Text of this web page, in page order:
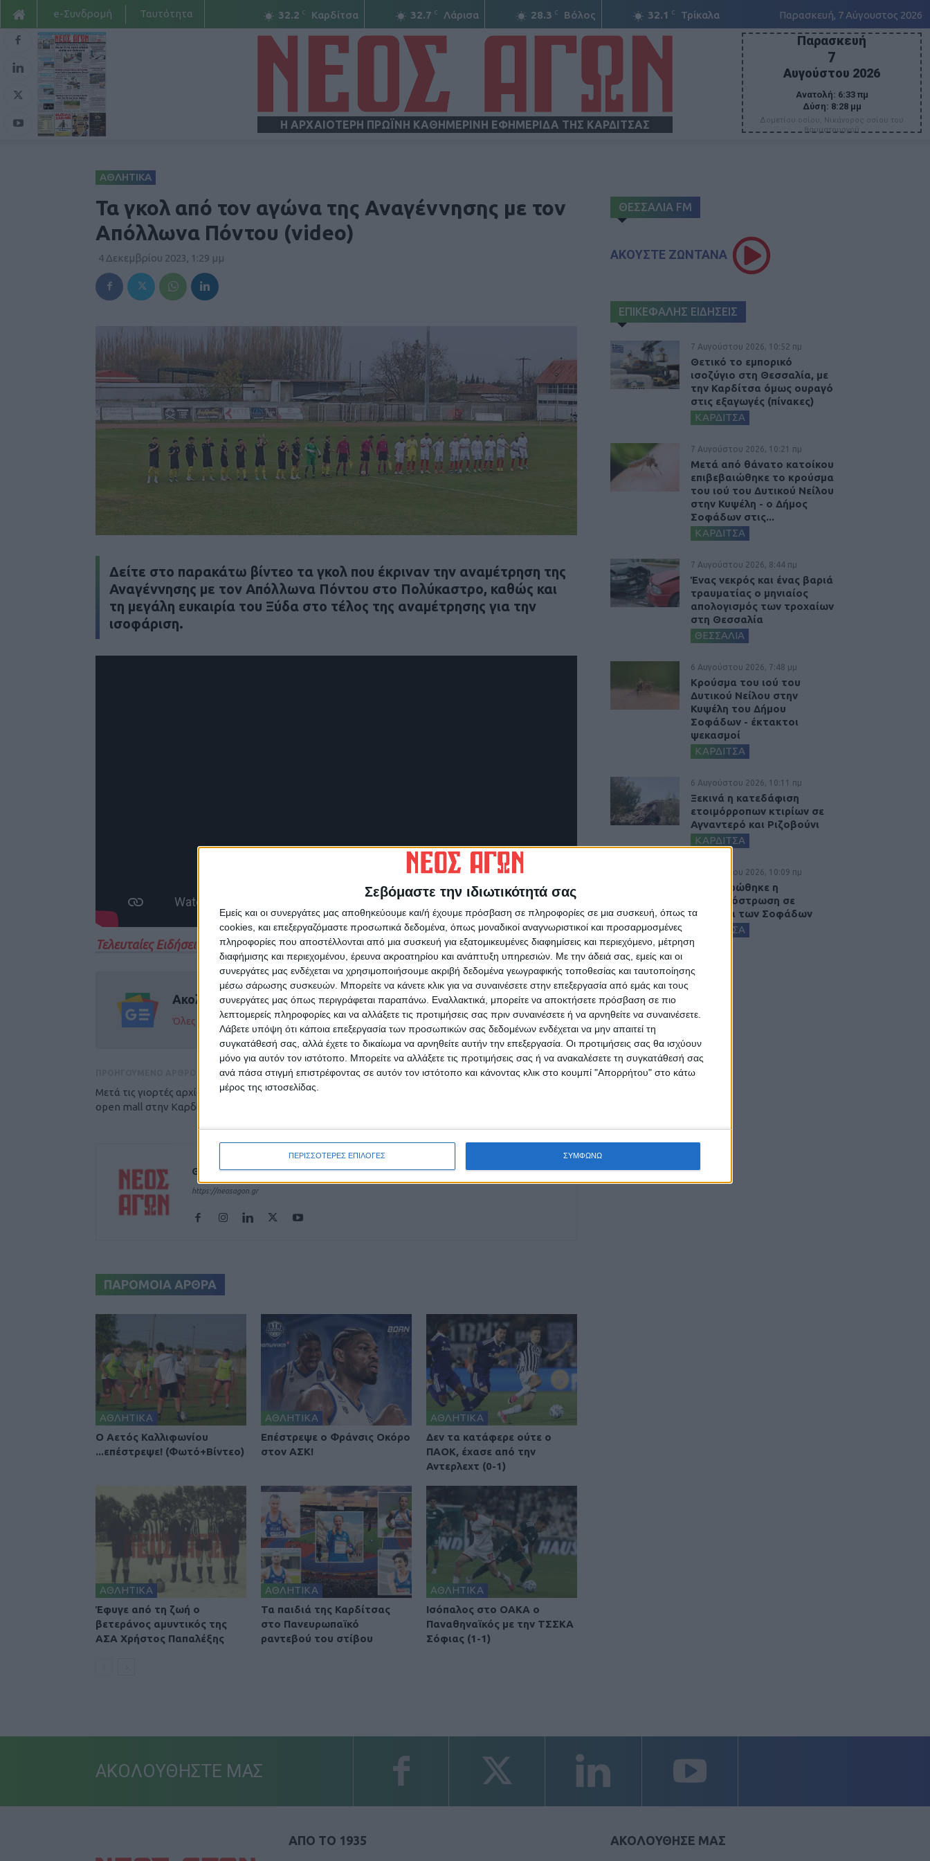
Σεβόμαστε την ιδιωτικότητά σας
Εμείς και οι συνεργάτες μας αποθηκεύουμε και/ή έχουμε πρόσβαση σε πληροφορίες σε μια συσκευή, όπως τα
cookies, και επεξεργαζόμαστε προσωπικά δεδομένα, όπως μοναδικοί αναγνωριστικοί και προσαρμοσμένες
πληροφορίες που αποστέλλονται από μια συσκευή για εξατομικευμένες διαφημίσεις και περιεχόμενο, μέτρηση
διαφήμισης και περιεχομένου, έρευνα ακροατηρίου και ανάπτυξη υπηρεσιών. Με την άδειά σας, εμείς και οι
συνεργάτες μας ενδέχεται να χρησιμοποιήσουμε ακριβή δεδομένα γεωγραφικής τοποθεσίας και ταυτοποίησης
μέσω σάρωσης συσκευών. Μπορείτε να κάνετε κλικ για να συναινέσετε στην επεξεργασία από εμάς και τους
συνεργάτες μας όπως περιγράφεται παραπάνω. Εναλλακτικά, μπορείτε να αποκτήσετε πρόσβαση σε πιο
λεπτομερείς πληροφορίες και να αλλάξετε τις προτιμήσεις σας πριν συναινέσετε ή να αρνηθείτε να συναινέσετε.
Λάβετε υπόψη ότι κάποια επεξεργασία των προσωπικών σας δεδομένων ενδέχεται να μην απαιτεί τη
συγκατάθεσή σας, αλλά έχετε το δικαίωμα να αρνηθείτε αυτήν την επεξεργασία. Οι προτιμήσεις σας θα ισχύουν
μόνο για αυτόν τον ιστότοπο. Μπορείτε να αλλάξετε τις προτιμήσεις σας ή να ανακαλέσετε τη συγκατάθεσή σας
ανά πάσα στιγμή επιστρέφοντας σε αυτόν τον ιστότοπο και κάνοντας κλικ στο κουμπί "Απορρήτου" στο κάτω
μέρος της ιστοσελίδας.
ΠΕΡΙΣΣΟΤΕΡΕΣ ΕΠΙΛΟΓΕΣ ΣΥΜΦΩΝΩ
32.2 C Καρδίτσα 32.7 C Λάρισα 28.3 C Βόλος 32.1 C Τρίκαλα Παρασκευή, 7 Αύγουστος 2026
e-Συνδρομή Ταυτότητα
Η ΑΡΧΑΙΟΤΕΡΗ ΠΡΩΪΝΗ ΚΑΘΗΜΕΡΙΝΗ ΕΦΗΜΕΡΙΔΑ ΤΗΣ ΚΑΡΔΙΤΣΑΣ
Παρασκευή
7
Αυγούστου 2026
Ανατολή: 6:33 πμ
Δύση: 8:28 μμ
Δομετίου οσίου, Νικάνορος οσίου του
θαυματουργού
ΑΘΛΗΤΙΚΑ
Τα γκολ από τον αγώνα της Αναγέννησης με τον
Απόλλωνα Πόντου (video)
4 Δεκεμβρίου 2023, 1:29 μμ
Δείτε στο παρακάτω βίντεο τα γκολ που έκριναν την αναμέτρηση της
Αναγέννησης με τον Απόλλωνα Πόντου στο Πολύκαστρο, καθώς και
τη μεγάλη ευκαιρία του Ξύδα στο τέλος της αναμέτρησης για την
ισοφάριση.
Τελευταίες Ειδήσεις Σήμερα
Ακολούθησε την εφημερίδα ΝΕΟΣ ΑΓΩΝ στο Google News!
Όλες οι εξελίξεις στην περιοχή της Καρδίτσας και ευρύτερα της Θεσσαλίας
Μετά τις γιορτές αρχίζουν οι εργασίες για το
open mall στην Καρδίτσα
ΕΠΟΜΕΝΟ ΑΡΘΡΟ
Θεοδόσης Κατσάρας
https://neosagon.gr
ΠΑΡΟΜΟΙΑ ΑΡΘΡΑ
ΑΘΛΗΤΙΚΑ
Ο Αετός Καλλιφωνίου
...επέστρεψε! (Φωτό+Βίντεο)
ΑΘΛΗΤΙΚΑ
Επέστρεψε ο Φράνσις Οκόρο
στον ΑΣΚ!
ΑΘΛΗΤΙΚΑ
Δεν τα κατάφερε ούτε ο
ΠΑΟΚ, έχασε από την
Αντερλεχτ (0-1)
ΑΘΛΗΤΙΚΑ
Έφυγε από τη ζωή ο
βετεράνος αμυντικός της
ΑΣΑ Χρήστος Παπαλέξης
ΑΘΛΗΤΙΚΑ
Τα παιδιά της Καρδίτσας
στο Πανευρωπαϊκό
ραντεβού του στίβου
ΑΘΛΗΤΙΚΑ
Ισόπαλος στο ΟΑΚΑ ο
Παναθηναϊκός με την ΤΣΣΚΑ
Σόφιας (1-1)
ΘΕΣΣΑΛΙΑ FM
ΑΚΟΥΣΤΕ ΖΩΝΤΑΝΑ
ΕΠΙΚΕΦΑΛΗΣ ΕΙΔΗΣΕΙΣ
7 Αυγούστου 2026, 10:52 πμ
Θετικό το εμπορικό
ισοζύγιο στη Θεσσαλία, με
την Καρδίτσα όμως ουραγό
στις εξαγωγές (πίνακες)
ΚΑΡΔΙΤΣΑ
7 Αυγούστου 2026, 10:21 πμ
Μετά από θάνατο κατοίκου
επιβεβαιώθηκε το κρούσμα
του ιού του Δυτικού Νείλου
στην Κυψέλη - ο Δήμος
Σοφάδων στις...
ΚΑΡΔΙΤΣΑ
7 Αυγούστου 2026, 8:44 πμ
Ένας νεκρός και ένας βαριά
τραυματίας ο μηνιαίος
απολογισμός των τροχαίων
στη Θεσσαλία
ΘΕΣΣΑΛΙΑ
6 Αυγούστου 2026, 7:48 μμ
Κρούσμα του ιού του
Δυτικού Νείλου στην
Κυψέλη του Δήμου
Σοφάδων - έκτακτοι
ψεκασμοί
ΚΑΡΔΙΤΣΑ
6 Αυγούστου 2026, 10:11 πμ
Ξεκινά η κατεδάφιση
ετοιμόρροπων κτιρίων σε
Αγναντερό και Ριζοβούνι
ΚΑΡΔΙΤΣΑ
6 Αυγούστου 2026, 10:09 πμ
Ολοκληρώθηκε η
ασφαλτόστρωση σε
τμήματα των Σοφάδων
ΚΑΡΔΙΤΣΑ
ΑΚΟΛΟΥΘΗΣΤΕ ΜΑΣ
ΑΠΟ ΤΟ 1935 ΑΚΟΛΟΥΘΗΣΕ ΜΑΣ